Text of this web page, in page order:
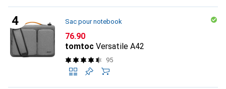
Sac pour notebook
CHF
76.90
tomtoc Versatile A42
95